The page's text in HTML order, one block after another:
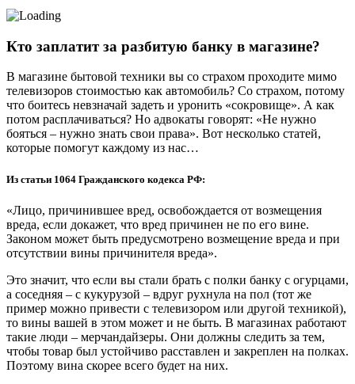
Кто заплатит за разбитую банку в магазине?
В магазине бытовой техники вы со страхом проходите мимо
телевизоров стоимостью как автомобиль? Со страхом, потому
что боитесь невзначай задеть и уронить «сокровище». А как
потом расплачиваться? Но адвокаты говорят: «Не нужно
бояться – нужно знать свои права». Вот несколько статей,
которые помогут каждому из нас…
Из статьи 1064 Гражданского кодекса РФ:
«Лицо, причинившее вред, освобождается от возмещения
вреда, если докажет, что вред причинен не по его вине.
Законом может быть предусмотрено возмещение вреда и при
отсутствии вины причинителя вреда».
Это значит, что если вы стали брать с полки банку с огурцами,
а соседняя – с кукурузой – вдруг рухнула на пол (тот же
пример можно привести с телевизором или другой техникой),
то вины вашей в этом может и не быть. В магазинах работают
такие люди – мерчандайзеры. Они должны следить за тем,
чтобы товар был устойчиво расставлен и закреплен на полках.
Поэтому вина скорее всего будет на них.